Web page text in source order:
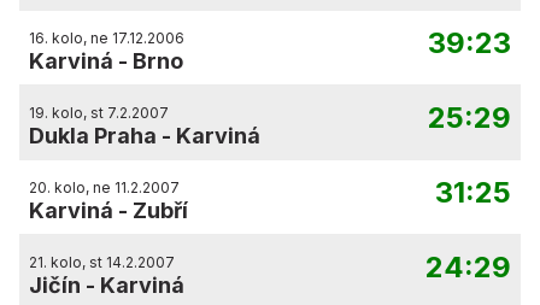
16. kolo, ne 17.12.2006
Karviná - Brno
39:23
19. kolo, st 7.2.2007
Dukla Praha - Karviná
25:29
20. kolo, ne 11.2.2007
Karviná - Zubří
31:25
21. kolo, st 14.2.2007
Jičín - Karviná
24:29